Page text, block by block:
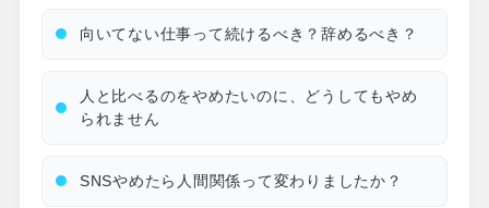
向いてない仕事って続けるべき？辞めるべき？
人と比べるのをやめたいのに、どうしてもやめ
られません
SNSやめたら人間関係って変わりましたか？